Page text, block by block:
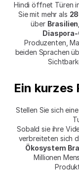
Hindi öffnet Türen
Sie mit mehr als
über
Produzenten,
beiden Sprachen
Ein kurzes
Stellen Sie sich
Sobald sie ihre
verbreiteten sich
Ökosystem
Millionen